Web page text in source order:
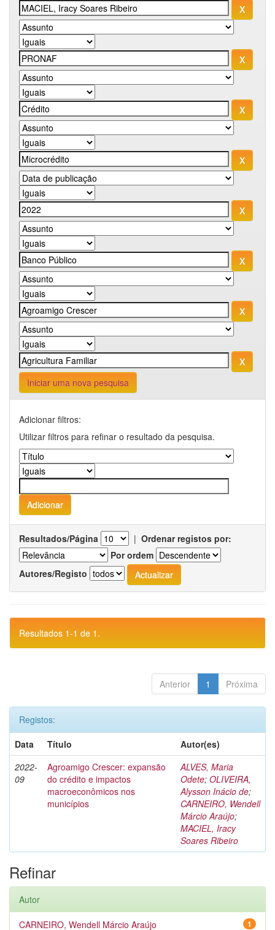
Iniciar uma nova pesquisa
Adicionar filtros:
Utilizar filtros para refinar o resultado da pesquisa.
Resultados/Página | Ordenar registos por:
Por ordem
Autores/Registo
Resultados 1-1 de 1.
Anterior 1 Próxima
Registos:
Data
Título
Autor(es)
2022-
09
Agroamigo Crescer: expansão
do crédito e impactos
macroeconômicos nos
municípios
ALVES, Maria
Odete; OLIVEIRA,
Alysson Inácio de;
CARNEIRO, Wendell
Márcio Araújo;
MACIEL, Iracy
Soares Ribeiro
Refinar
Autor
1
CARNEIRO, Wendell Márcio Araújo